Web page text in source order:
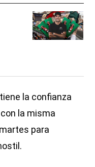
la confianza
la misma
para